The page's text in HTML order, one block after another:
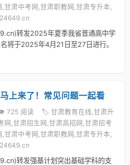
甘肃中考网,甘肃职教网,甘肃专升本,
转发2025年夏季我省普通高中学
将于2025年4月21日至27日进行。
上来了！常见问题一起看
725 阅读
🏷️ 甘肃教育在线,甘肃升
网,甘肃招生网,甘肃高招网,甘肃招考
甘肃中考网,甘肃职教网,甘肃专升本,
转发强基计划突出基础学科的支